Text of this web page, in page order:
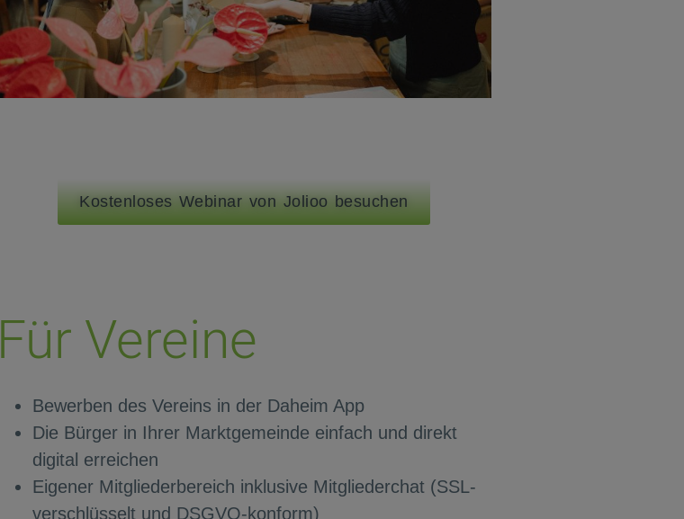
Kostenloses Webinar von Jolioo besuchen
Für Vereine
Bewerben des Vereins in der Daheim App
Die Bürger in Ihrer Marktgemeinde einfach und direkt
digital erreichen
Eigener Mitgliederbereich inklusive Mitgliederchat (SSL-
verschlüsselt und DSGVO-konform)